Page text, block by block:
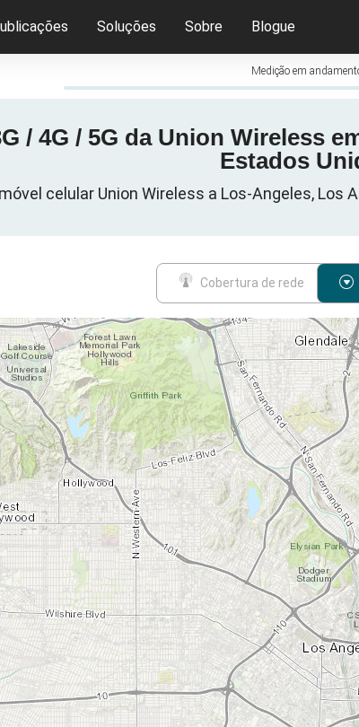
Soluções Sobre Blogue
Medição em
/ 4G / 5G da Union Wireless
Estados
celular Union Wireless a Los-Angeles, Los
Cobertura de rede